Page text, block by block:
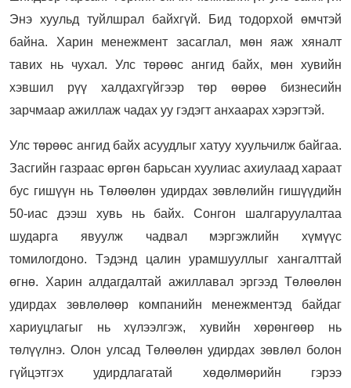
Энэ хуульд туйлшрал байхгүй. Бид тодорхой өмчтэй
байна. Харин менежмент засаглал, мөн яаж хяналт
тавих нь чухал. Улс төрөөс ангид байх, мөн хувийн
хэвшил рүү халдахгүйгээр төр өөрөө бизнесийн
зарчмаар ажиллаж чадах уу гэдэгт анхаарах хэрэгтэй.
Улс төрөөс ангид байх асуудлыг хатуу хуульчилж байгаа.
Засгийн газраас өргөн барьсан хуулиас ахиулаад хараат
бус гишүүн нь Төлөөлөн удирдах зөвлөлийн гишүүдийн
50-иас дээш хувь нь байх. Сонгон шалгаруулалтаа
шударга явуулж чадвал мэргэжлийн хүмүүс
томилогдоно. Тэдэнд цалин урамшууллыг хангалттай
өгнө. Харин алдагдалтай ажиллавал эргээд Төлөөлөн
удирдах зөвлөлөөр компанийн менежментэд байдаг
хариуцлагыг нь хүлээлгэж, хувийн хөрөнгөөр нь
төлүүлнэ. Олон улсад Төлөөлөн удирдах зөвлөл болон
гүйцэтгэх удирдлагатай хөдөлмөрийн гэрээ